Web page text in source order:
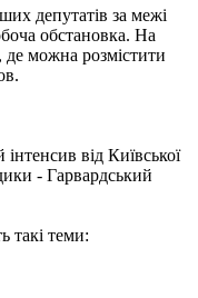
депутатів за межі
обстановка. На
можна розмістити
від Київської
- Гарвардський
такі теми: